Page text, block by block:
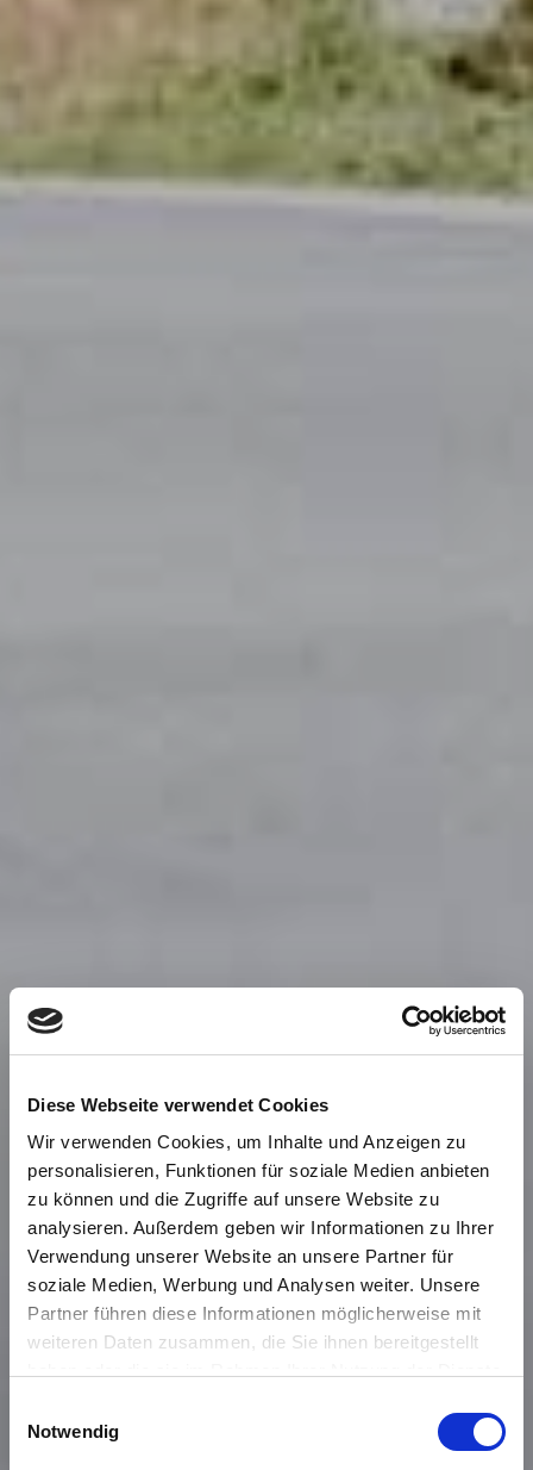
Diese Webseite verwendet Cookies
Wir verwenden Cookies, um Inhalte und Anzeigen zu
personalisieren, Funktionen für soziale Medien anbieten
zu können und die Zugriffe auf unsere Website zu
analysieren. Außerdem geben wir Informationen zu Ihrer
Verwendung unserer Website an unsere Partner für
soziale Medien, Werbung und Analysen weiter. Unsere
Partner führen diese Informationen möglicherweise mit
weiteren Daten zusammen, die Sie ihnen bereitgestellt
Cookies, wenn Sie unsere Webseite weiterhin nutzen.
Notwendig